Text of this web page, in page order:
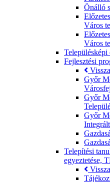
Önálló
Város
Város
Településképi
Fejlesztési
Vissza
Győr
Győr
Győr
Telepítési
egyeztetése,
Vissza